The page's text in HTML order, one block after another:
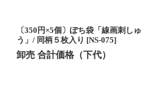
〔350円×5個〕ぽち袋「線画刺しゅ
う」/ 同柄５枚入り [NS-075]
卸売 合計価格（下代）